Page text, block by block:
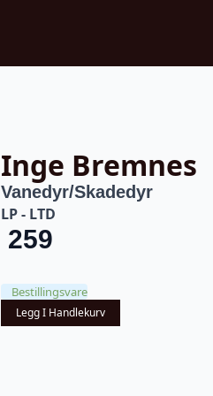
Inge Bremnes
Vanedyr/Skadedyr
LP - LTD
259
Bestillingsvare
Legg I Handlekurv